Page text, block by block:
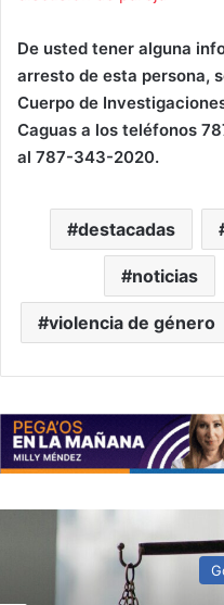
De usted tener alguna
arresto de esta persona,
Cuerpo de
Caguas a los teléfonos
al 787-343-2020.
destacadas
noticias
violencia de género